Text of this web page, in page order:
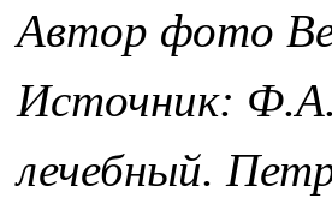
Автор фото
Источник:
лечебный.